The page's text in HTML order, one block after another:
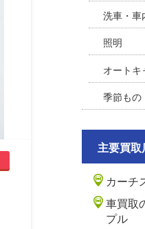
洗車・車
照明
オートキ
季節もの
主要買取
カーチ
車買取
プル